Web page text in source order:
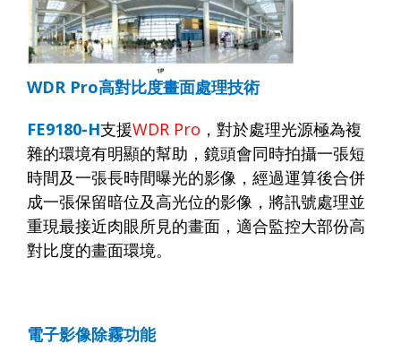
WDR Pro高對比度畫面處理技術
FE9180-H支援WDR Pro ，對於處理光源極為複
雜的環境有明顯的幫助，鏡頭會同時拍攝一張短
時間及一張長時間曝光的影像，經過運算後合併
成一張保留暗位及高光位的影像，將訊號處理並
重現最接近肉眼所見的畫面，適合監控大部份高
對比度的畫面環境。
電子影像除霧功能